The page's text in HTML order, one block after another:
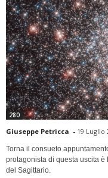
280
Giuseppe Petricca - 19 Luglio
Torna il consueto
protagonista di questa uscita
del Sagittario.